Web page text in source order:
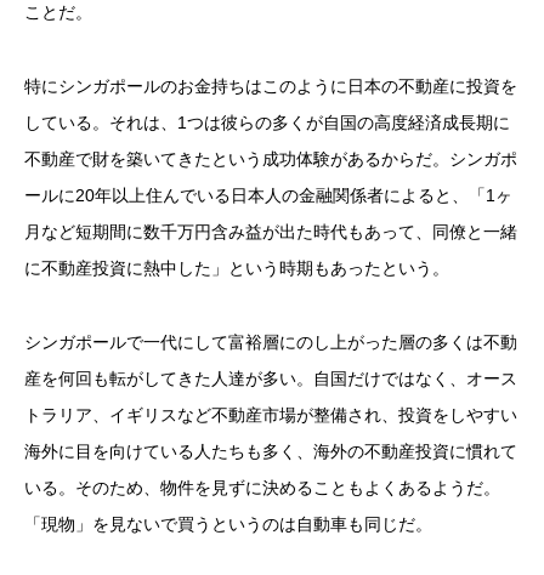
ことだ。
特にシンガポールのお金持ちはこのように日本の不動産に投資を
している。それは、1つは彼らの多くが自国の高度経済成長期に
不動産で財を築いてきたという成功体験があるからだ。シンガポ
ールに20年以上住んでいる日本人の金融関係者によると、「1ヶ
月など短期間に数千万円含み益が出た時代もあって、同僚と一緒
に不動産投資に熱中した」という時期もあったという。
シンガポールで一代にして富裕層にのし上がった層の多くは不動
産を何回も転がしてきた人達が多い。自国だけではなく、オース
トラリア、イギリスなど不動産市場が整備され、投資をしやすい
海外に目を向けている人たちも多く、海外の不動産投資に慣れて
いる。そのため、物件を見ずに決めることもよくあるようだ。
「現物」を見ないで買うというのは自動車も同じだ。